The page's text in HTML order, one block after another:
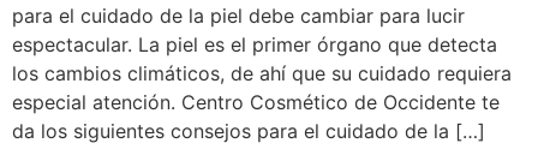
para el cuidado de la piel debe cambiar para lucir
espectacular. La piel es el primer órgano que detecta
los cambios climáticos, de ahí que su cuidado requiera
especial atención. Centro Cosmético de Occidente te
da los siguientes consejos para el cuidado de la […]